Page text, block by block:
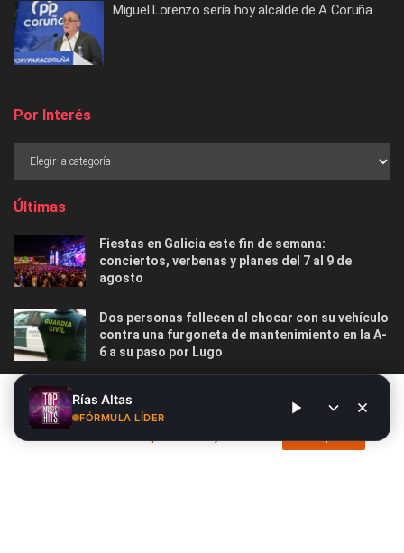
Miguel Lorenzo sería hoy alcalde de A Coruña
Por Interés
Últimas
Fiestas en Galicia este fin de semana:
conciertos, verbenas y planes del 7 al 9 de
agosto
Dos personas fallecen al chocar con su vehículo
contra una furgoneta de mantenimiento en la A-
6 a su paso por Lugo
Las 12 playas gallegas con Bandera Azul menos
masificadas para disfrutar este verano
Rías Altas
FÓRMULA LÍDER
Este sitio web utiliza cookies. Al continuar utilizando este sitio
web, usted da su consentimiento para el uso de cookies. Visite